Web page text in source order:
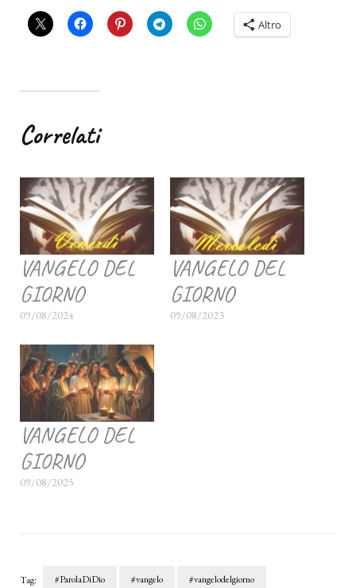
Altro
Correlati
VANGELO DEL
GIORNO
09/08/2024
VANGELO DEL
GIORNO
09/08/2023
VANGELO DEL
GIORNO
09/08/2025
Tag: #ParolaDiDio #vangelo #vangelodelgiorno